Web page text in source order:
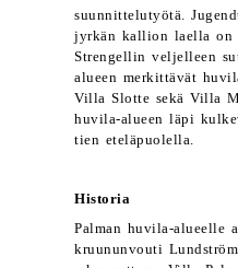
suunnittelutyötä.
jyrkän kallion laella on
Strengellin veljelleen
alueen merkittävät
Villa Slotte sekä Villa
huvila-alueen läpi
tien eteläpuolella.
Historia
Palman huvila-alueelle
kruununvouti